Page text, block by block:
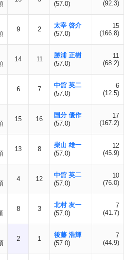
(57.0) (92.3)
9 2
太宰 啓介
(57.0)
15
(166.8)
14 11
勝浦 正樹
(57.0)
11
(68.2)
6 7
中舘 英二
(57.0)
6
(12.5)
15 16
国分 優作
(57.0)
17
(167.2)
13 8
柴山 雄一
(57.0)
12
(45.9)
4 12
中舘 英二
(57.0)
10
(76.0)
8 3
北村 友一
(57.0)
7
(41.7)
2 1
後藤 浩輝
(57.0)
7
(44.9)